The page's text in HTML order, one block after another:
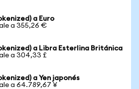
a Euro
a 355,26 €
a Libra Esterlina Británica
a 304,33 £
a Yen japonés
a 64.789,67 ¥